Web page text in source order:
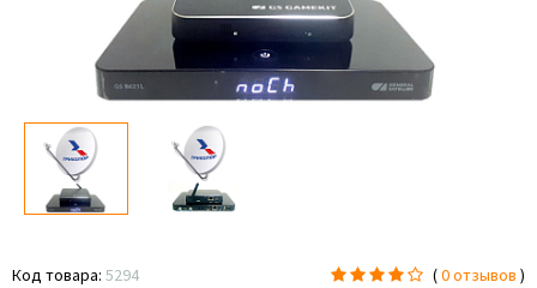
Код товара: 5294 (0 отзывов )